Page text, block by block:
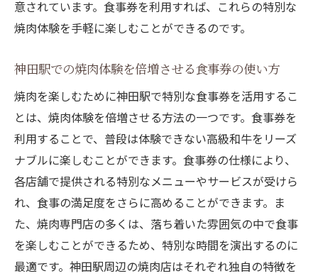
意されています。食事券を利用すれば、これらの特別な
焼肉体験を手軽に楽しむことができるのです。
神田駅での焼肉体験を倍増させる食事券の使い方
焼肉を楽しむために神田駅で特別な食事券を活用するこ
とは、焼肉体験を倍増させる方法の一つです。食事券を
利用することで、普段は体験できない高級和牛をリーズ
ナブルに楽しむことができます。食事券の仕様により、
各店舗で提供される特別なメニューやサービスが受けら
れ、食事の満足度をさらに高めることができます。ま
た、焼肉専門店の多くは、落ち着いた雰囲気の中で食事
を楽しむことができるため、特別な時間を演出するのに
最適です。神田駅周辺の焼肉店はそれぞれ独自の特徴を